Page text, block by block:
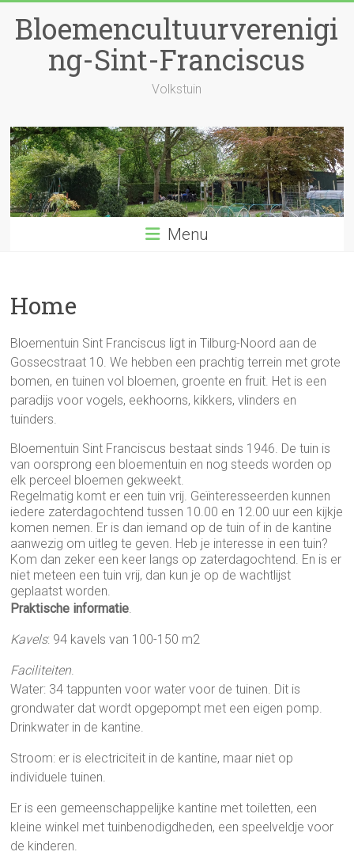
naar
inhoudBloemencultuurverenigi
ng-Sint-Franciscus
Volkstuin
Menu
Home
Bloementuin Sint Franciscus ligt in Tilburg-Noord aan de
Gossecstraat 10. We hebben een prachtig terrein met grote
bomen, en tuinen vol bloemen, groente en fruit. Het is een
paradijs voor vogels, eekhoorns, kikkers, vlinders en
tuinders.
Bloementuin Sint Franciscus bestaat sinds 1946. De tuin is
van oorsprong een bloementuin en nog steeds worden op
elk perceel bloemen gekweekt.
Regelmatig komt er een tuin vrij. Geïnteresseerden kunnen
iedere zaterdagochtend tussen 10.00 en 12.00 uur een kijkje
komen nemen. Er is dan iemand op de tuin of in de kantine
aanwezig om uitleg te geven. Heb je interesse in een tuin?
Kom dan zeker een keer langs op zaterdagochtend. En is er
niet meteen een tuin vrij, dan kun je op de wachtlijst
geplaatst worden.
Praktische informatie.
Kavels: 94 kavels van 100-150 m2
Faciliteiten.
Water: 34 tappunten voor water voor de tuinen. Dit is
grondwater dat wordt opgepompt met een eigen pomp.
Drinkwater in de kantine.
Stroom: er is electriciteit in de kantine, maar niet op
individuele tuinen.
Er is een gemeenschappelijke kantine met toiletten, een
kleine winkel met tuinbenodigdheden, een speelveldje voor
de kinderen.